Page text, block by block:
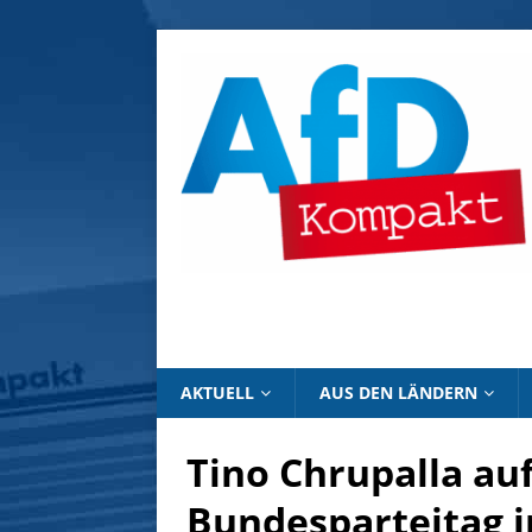
AKTUELL AUS DEN LÄNDERN
Tino Chrupalla
Bundesparteitag